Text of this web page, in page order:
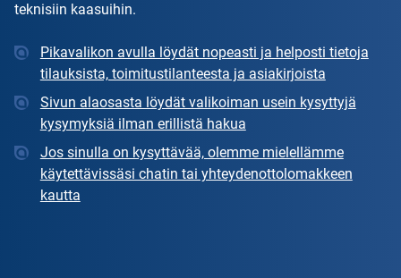
teknisiin kaasuihin.
Pikavalikon avulla löydät nopeasti ja helposti tietoja
tilauksista, toimitustilanteesta ja asiakirjoista
Sivun alaosasta löydät valikoiman usein kysyttyjä
kysymyksiä ilman erillistä hakua
Jos sinulla on kysyttävää, olemme mielellämme
käytettävissäsi chatin tai yhteydenottolomakkeen
kautta